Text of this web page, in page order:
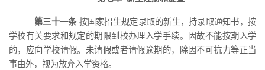
第三十一条 按国家招生规定录取的新生，持录取通知书，按
学校有关要求和规定的期限到校办理入学手续。因故不能按期入学
的，应向学校请假。未请假或者请假逾期的，除因不可抗力等正当
事由外，视为放弃入学资格。